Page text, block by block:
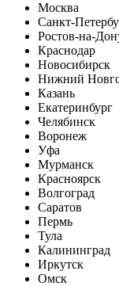
Москва
Санкт-
Ростов-на-
Краснодар
Новосибирск
Нижний
Казань
Екатеринбург
Челябинск
Воронеж
Уфа
Мурманск
Красноярск
Волгоград
Саратов
Пермь
Тула
Калининград
Иркутск
Омск